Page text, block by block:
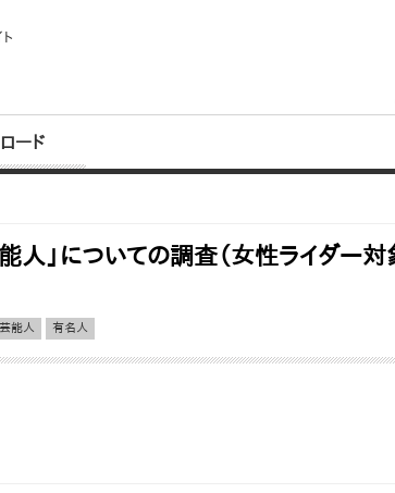
ード
人」についての調査（女性ライダー対
芸能人 有名人